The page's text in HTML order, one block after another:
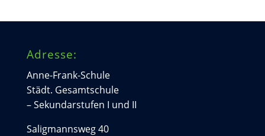
Adresse:
Anne-Frank-Schule
Städt. Gesamtschule
– Sekundarstufen I und II
Saligmannsweg 40